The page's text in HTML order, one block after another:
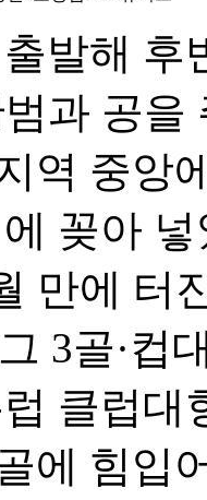
발해 후
과 공
역 중앙
꽂아
만에 터
3골·컵
클럽대
에 힘입